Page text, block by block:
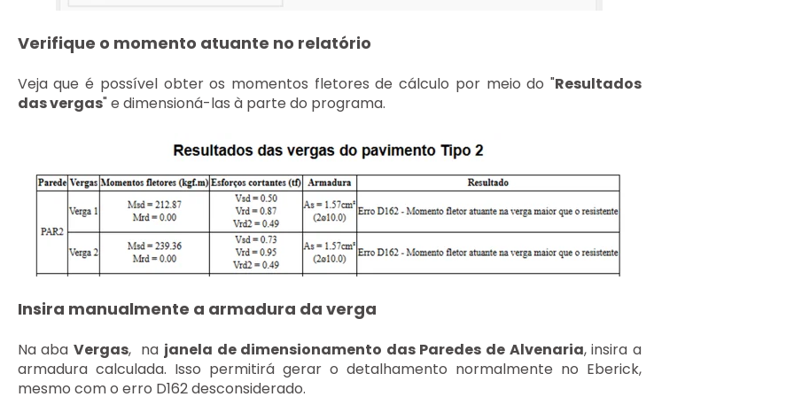
Verifique o momento atuante no relatório
Veja que é possível obter os momentos fletores de cálculo por meio do "Resultados
das vergas" e dimensioná-las à parte do programa.
Insira manualmente a armadura da verga
Na abaVergas, na janela de dimensionamento das Paredes de Alvenaria, insira a
armadura calculada. Isso permitirá gerar o detalhamento normalmente no Eberick,
mesmo com o erro D162 desconsiderado.